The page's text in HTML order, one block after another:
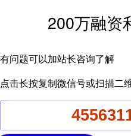
200万融资
有问题可以加站长咨询了解
点击长按复制微信号或扫描二